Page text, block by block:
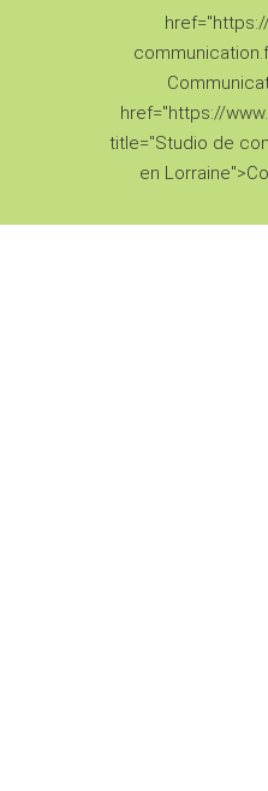
href="https://
title="Studio de
en